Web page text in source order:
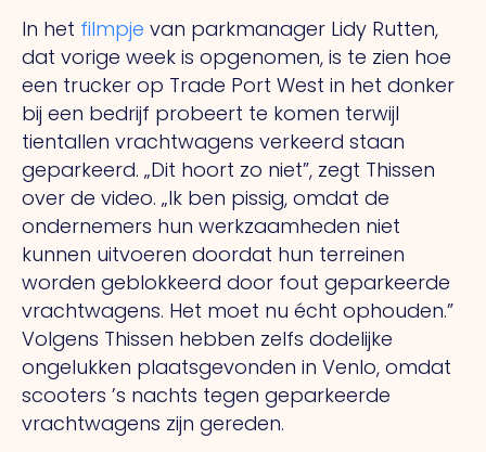
In het filmpje van parkmanager Lidy Rutten,
dat vorige week is opgenomen, is te zien hoe
een trucker op Trade Port West in het donker
bij een bedrijf probeert te komen terwijl
tientallen vrachtwagens verkeerd staan
geparkeerd. „Dit hoort zo niet”, zegt Thissen
over de video. „Ik ben pissig, omdat de
ondernemers hun werkzaamheden niet
kunnen uitvoeren doordat hun terreinen
worden geblokkeerd door fout geparkeerde
vrachtwagens. Het moet nu écht ophouden.”
Volgens Thissen hebben zelfs dodelijke
ongelukken plaatsgevonden in Venlo, omdat
scooters ’s nachts tegen geparkeerde
vrachtwagens zijn gereden.